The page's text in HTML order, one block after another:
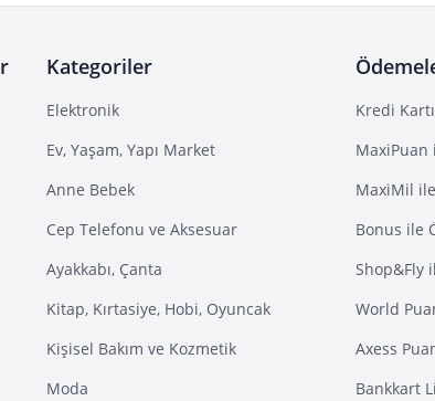
Kategoriler
Elektronik
Ev, Yaşam, Yapı Market
Anne Bebek
Cep Telefonu ve Aksesuar
Ayakkabı, Çanta
Kitap, Kırtasiye, Hobi, Oyuncak
Kişisel Bakım ve Kozmetik
Moda
Kredi
MaxiPuan
MaxiMil
Bonus ile
Shop&Fly
World
Axess
Bankkart